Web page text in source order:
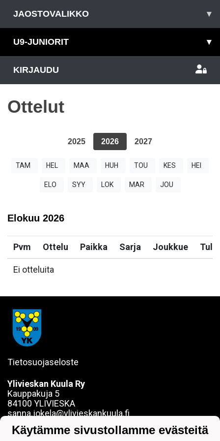
JAOSTOVALIKKO ▾
U9-JUNIORIT ▾
KIRJAUDU
Ottelut
2025 2026 2027
TAM HEL MAA HUH TOU KES HEI
ELO SYY LOK MAR JOU
Elokuu 2026
Pvm Ottelu Paikka Sarja Joukkue
Ei otteluita
Tietosuojaseloste
Ylivieskan Kuula Ry
Kauppakuja 5
84100 YLIVIESKA
sanna.jokela@ylivieskankuula.fi
Y-tunnus: 0190563-7
Käytämme sivustollamme evästeitä